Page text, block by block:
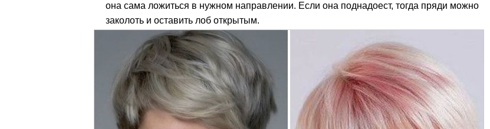
она сама ложиться в нужном направлении. Если она поднадоест, тогда пряди можно
заколоть и оставить лоб открытым.